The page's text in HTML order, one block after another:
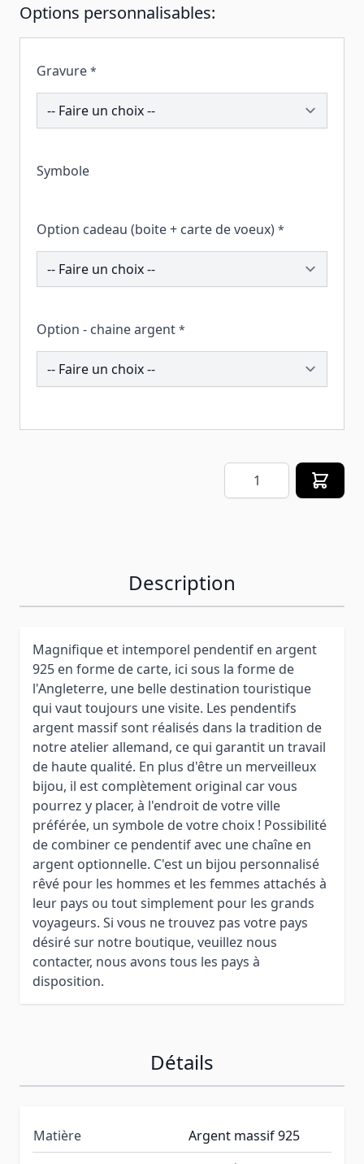
Options personnalisables:
Gravure *
242787
Symbole
Option cadeau (boite + carte de voeux) *
258675
Option - chaine argent *
196319
Quantité
Description
Magnifique et intemporel pendentif en argent
925 en forme de carte, ici sous la forme de
l'Angleterre, une belle destination touristique
qui vaut toujours une visite. Les pendentifs
argent massif sont réalisés dans la tradition de
notre atelier allemand, ce qui garantit un travail
de haute qualité. En plus d'être un merveilleux
bijou, il est complètement original car vous
pourrez y placer, à l'endroit de votre ville
préférée, un symbole de votre choix ! Possibilité
de combiner ce pendentif avec une chaîne en
argent optionnelle. C'est un bijou personnalisé
rêvé pour les hommes et les femmes attachés à
leur pays ou tout simplement pour les grands
voyageurs. Si vous ne trouvez pas votre pays
désiré sur notre boutique, veuillez nous
contacter, nous avons tous les pays à
disposition.
Détails
Matière
Argent massif 925